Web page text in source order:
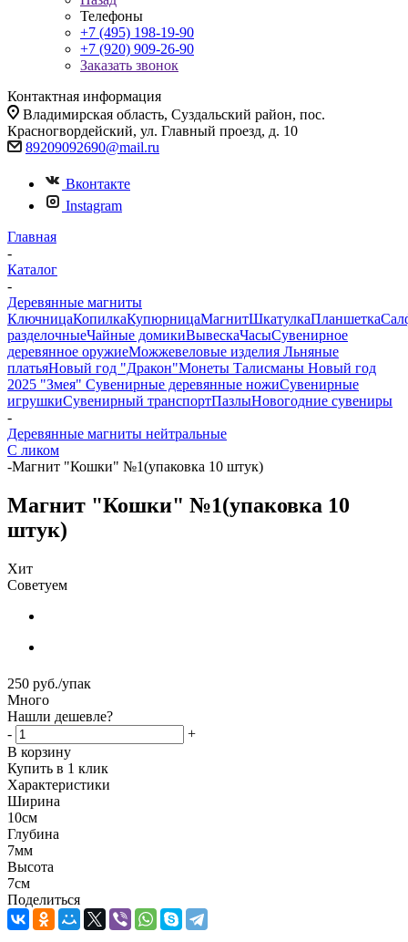
Телефоны
+7 (495) 198-19-90
+7 (920) 909-26-90
Заказать звонок
Контактная информация
Владимирская область, Суздальский район, пос.
Красногвордейский, ул. Главный проезд, д. 10
89209092690@mail.ru
Вконтакте
Instagram
Главная
-
Каталог
-
Деревянные магниты
КлючницаКопилкаКупюрницаМагнитШкатулкаПланшетка
разделочныеЧайные домикиВывескаЧасыСувенирное
деревянное оружиеМожжевеловые изделия Льняные
платьяНовый год "Дракон"Монеты Талисманы Новый год
2025 "Змея" Сувенирные деревянные ножиСувенирные
игрушкиСувенирный транспортПазлыНовогодние сувениры
-
Деревянные магниты нейтральные
С ликом
-Магнит "Кошки" №1(упаковка 10 штук)
Магнит "Кошки" №1(упаковка 10
штук)
Хит
Советуем
250 руб./упак
Много
Нашли дешевле?
-
+
В корзину
Купить в 1 клик
Характеристики
Ширина
10см
Глубина
7мм
Высота
7см
Поделиться